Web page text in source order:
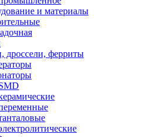
и материалы
дроссели, ферриты